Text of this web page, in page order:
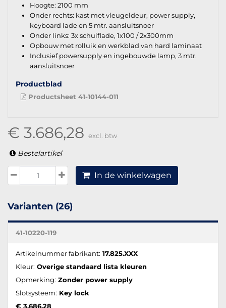
Hoogte: 2100 mm
Onder rechts: kast met vleugeldeur, power supply,
keyboard lade en 5 mtr. aansluitsnoer
Onder links: 3x schuiflade, 1x100 / 2x300mm
Opbouw met rolluik en werkblad van hard laminaat
Inclusief powersupply en ingebouwde lamp, 3 mtr.
aansluitsnoer
Productblad
Productsheet 41-10144-011
€ 3.686,28 excl. btw
Bestelartikel
In de winkelwagen
Varianten (26)
41-10220-119
Artikelnummer fabrikant: 17.825.XXX
Kleur: Overige standaard lista kleuren
Opmerking: Zonder power supply
Slotsysteem: Key lock
€ 3.686,28